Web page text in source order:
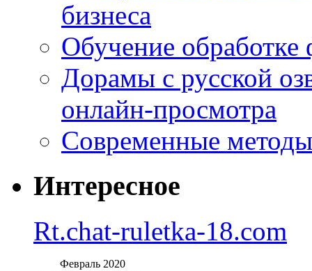
бизнеса
Обучение
Дорамы с русской
онлайн-просмотра
Современные
Интересное
Rt.chat-ruletka-18.com
Февраль 2020